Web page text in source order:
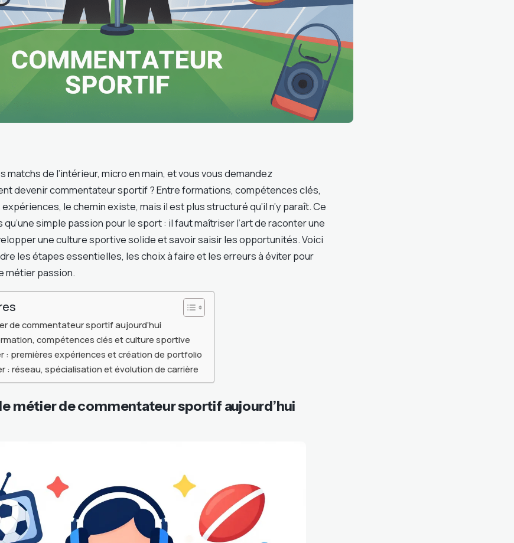
matchs de l’intérieur, micro en main, et vous vous demandez
devenir commentateur sportif ? Entre formations, compétences clés,
le chemin existe, mais il est plus structuré qu’il n’y paraît. Ce
simple passion pour le sport : il faut maîtriser l’art de raconter une
une culture sportive solide et savoir saisir les opportunités. Voici
les étapes essentielles, les choix à faire et les erreurs à éviter pour
métier passion.
de commentateur sportif aujourd’hui
compétences clés et culture sportive
: premières expériences et création de portfolio
: réseau, spécialisation et évolution de carrière
métier de commentateur sportif aujourd’hui